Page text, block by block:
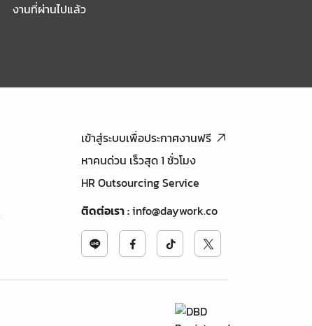
งานที่ผ่านไปแล้ว
เข้าสู่ระบบเพื่อประกาศงานฟรี
หาคนด่วน เร็วสุด 1 ชั่วโมง
HR Outsourcing Service
ติดต่อเรา:info@daywork.co